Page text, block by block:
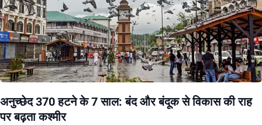
अनुच्छेद 370 हटने के 7 साल: बंद और बंदूक से विकास की राह
पर बढ़ता कश्मीर